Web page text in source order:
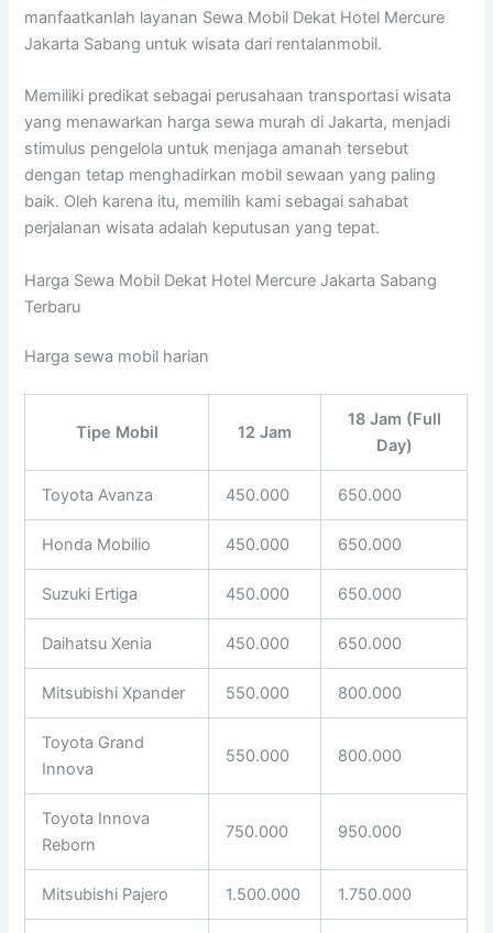
manfaatkanlah layanan Sewa Mobil Dekat Hotel Mercure
Jakarta Sabang untuk wisata dari rentalanmobil.
Memiliki predikat sebagai perusahaan transportasi wisata
yang menawarkan harga sewa murah di Jakarta, menjadi
stimulus pengelola untuk menjaga amanah tersebut
dengan tetap menghadirkan mobil sewaan yang paling
baik. Oleh karena itu, memilih kami sebagai sahabat
perjalanan wisata adalah keputusan yang tepat.
Harga Sewa Mobil Dekat Hotel Mercure Jakarta Sabang
Terbaru
Harga sewa mobil harian
Tipe Mobil 12 Jam
18 Jam (Full
Day)
Toyota Avanza 450.000 650.000
Honda Mobilio 450.000 650.000
Suzuki Ertiga 450.000 650.000
Daihatsu Xenia 450.000 650.000
Mitsubishi Xpander 550.000 800.000
Toyota Grand
Innova
550.000 800.000
Toyota Innova
Reborn
750.000 950.000
Mitsubishi Pajero 1.500.000 1.750.000